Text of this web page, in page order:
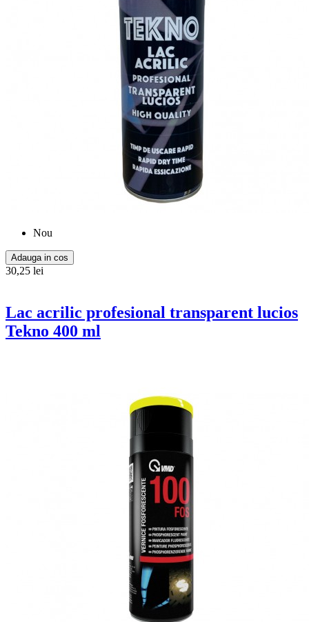
Nou
Adauga in cos
30,25 lei
Lac acrilic profesional transparent lucios
Tekno 400 ml